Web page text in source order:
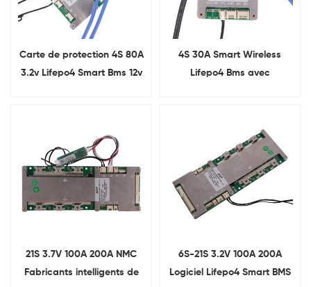
Carte de protection 4S 80A
3.2v Lifepo4 Smart Bms 12v
4S 30A Smart Wireless
Lifepo4 Bms avec
21S 3.7V 100A 200A NMC
Fabricants intelligents de
6S-21S 3.2V 100A 200A
Logiciel Lifepo4 Smart BMS